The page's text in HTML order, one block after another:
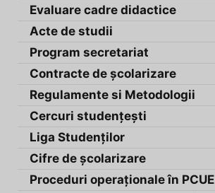
Evaluare cadre didactice
Acte de studii
Program secretariat
Contracte de școlarizare
Regulamente si Metodologii
Cercuri studențești
Liga Studenților
Cifre de școlarizare
Proceduri operaționale în PCUE